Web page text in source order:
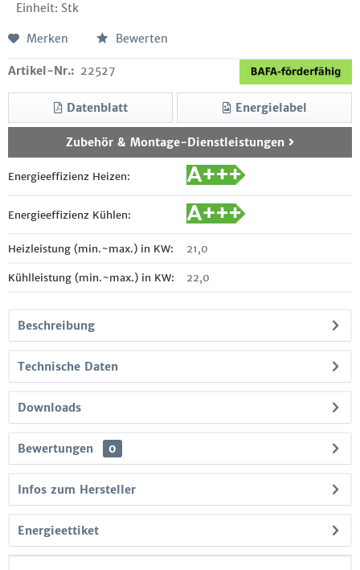
Einheit: Stk
Merken Bewerten
Artikel-Nr.: 22527
Datenblatt Energielabel
Zubehör & Montage-Dienstleistungen
Energieeffizienz Heizen:
Energieeffizienz Kühlen:
Heizleistung (min.~max.) in KW: 21,0
Kühlleistung (min.~max.) in KW: 22,0
Beschreibung
Technische Daten
Downloads
Bewertungen 0
Infos zum Hersteller
Energieettiket